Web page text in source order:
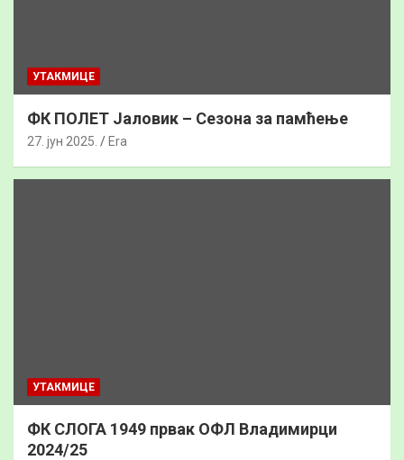
УТАКМИЦЕ
ФК ПОЛЕТ Јаловик – Сезона за памћење
27. јун 2025. Era
УТАКМИЦЕ
ФК СЛОГА 1949 првак ОФЛ Владимирци
2024/25